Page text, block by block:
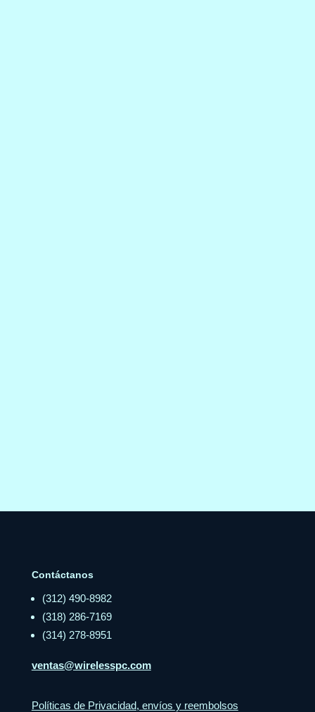
Contáctanos
(312) 490-8982
(318) 286-7169
(314) 278-8951
ventas@wirelesspc.com
Políticas de Privacidad, envíos y reembolsos